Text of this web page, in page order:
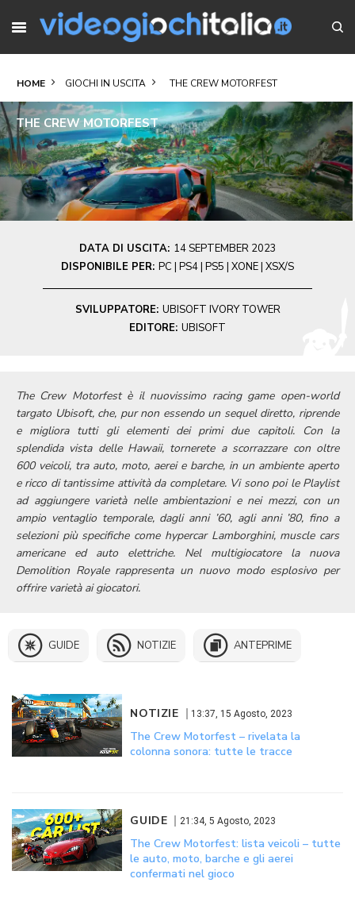
HOME GIOCHI IN USCITA THE CREW MOTORFEST
THE CREW MOTORFEST
DATA DI USCITA: 14 SEPTEMBER 2023
DISPONIBILE PER: PC | PS4 | PS5 | XONE | XSX/S
SVILUPPATORE: UBISOFT IVORY TOWER
EDITORE: UBISOFT
The Crew Motorfest è il nuovissimo racing game open-world
targato Ubisoft, che, pur non essendo un sequel diretto, riprende
e migliora tutti gli elementi dei primi due capitoli. Con la
splendida vista delle Hawaii, tornerete a scorrazzare con oltre
600 veicoli, tra auto, moto, aerei e barche, in un ambiente aperto
e ricco di tantissime attività da completare. Vi sono poi le Playlist
ad aggiungere varietà nelle ambientazioni e nei mezzi, con un
ampio ventaglio temporale, dagli anni ’60, agli anni ’80, fino a
selezioni più specifiche come hypercar Lamborghini, muscle cars
americane ed auto elettriche. Nel multigiocatore la nuova
Demolition Royale rappresenta un nuovo modo esplosivo per
offrire varietà ai giocatori.
GUIDE NOTIZIE ANTEPRIME
NOTIZIE 13:37, 15 Agosto, 2023
The Crew Motorfest – rivelata la
colonna sonora: tutte le tracce
GUIDE 21:34, 5 Agosto, 2023
The Crew Motorfest: lista veicoli – tutte
le auto, moto, barche e gli aerei
confermati nel gioco